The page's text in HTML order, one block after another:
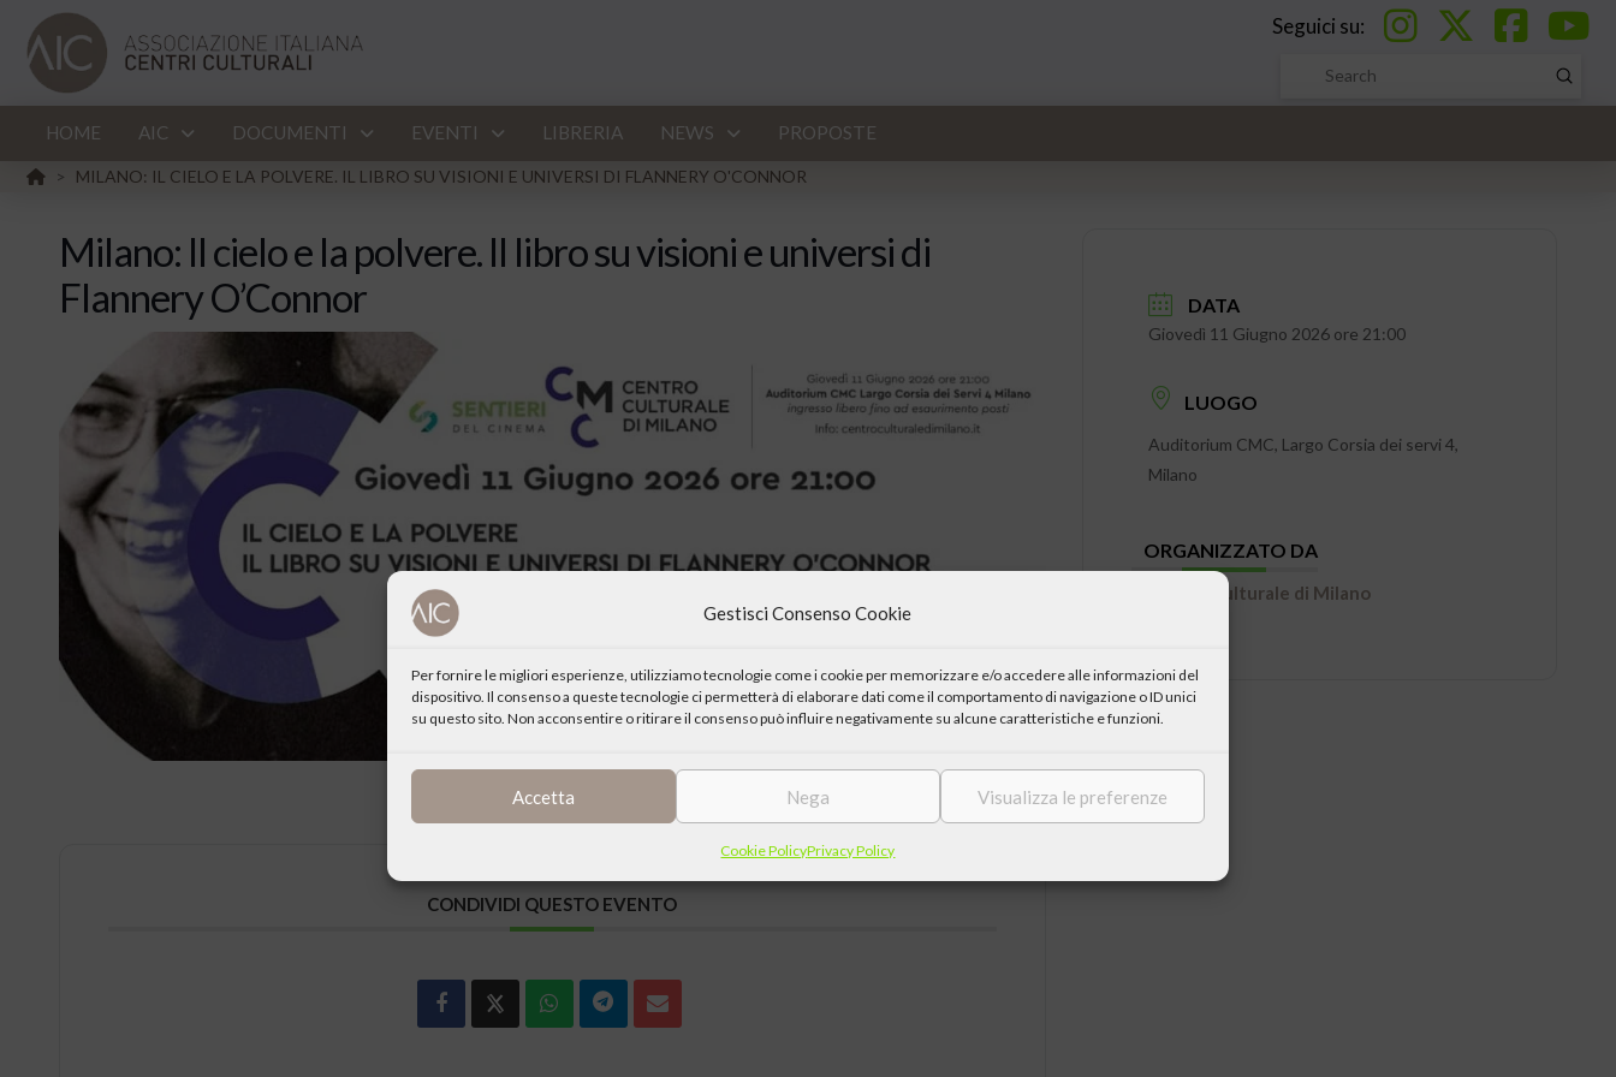
Gestisci Consenso Cookie
Per fornire le migliori esperienze, utilizziamo tecnologie come i cookie per memorizzare e/o accedere alle informazioni del
dispositivo. Il consenso a queste tecnologie ci permetterà di elaborare dati come il comportamento di navigazione o ID unici
su questo sito. Non acconsentire o ritirare il consenso può influire negativamente su alcune caratteristiche e funzioni.
Accetta Nega Visualizza le preferenze
Cookie PolicyPrivacy Policy
Seguici su:
Search
Submit
HOME AIC DOCUMENTI EVENTI LIBRERIA NEWS PROPOSTE
HOME
> MILANO: IL CIELO E LA POLVERE. IL LIBRO SU VISIONI E UNIVERSI DI FLANNERY O'CONNOR
Milano: Il cielo e la polvere. Il libro su visioni e universi di
Flannery O’Connor
CONDIVIDI QUESTO EVENTO
DATA
Giovedì 11 Giugno 2026 ore 21:00
LUOGO
Auditorium CMC, Largo Corsia dei servi 4,
Milano
ORGANIZZATO DA
Centro Culturale di Milano